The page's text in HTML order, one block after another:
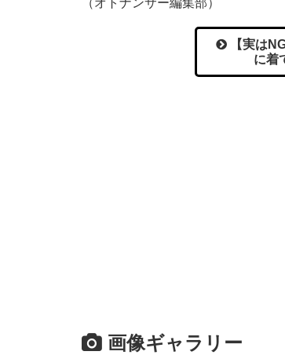
（オトナンサー編集部）
【実は
に着
画像ギャラリー